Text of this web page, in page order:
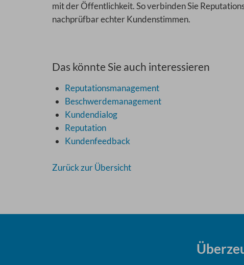
mit der Öffentlichkeit. So verbinden Sie
nachprüfbar echter Kundenstimmen.
Das könnte Sie auch interessieren
Reputationsmanagement
Beschwerdemanagement
Kundendialog
Reputation
Kundenfeedback
Zurück zur Übersicht